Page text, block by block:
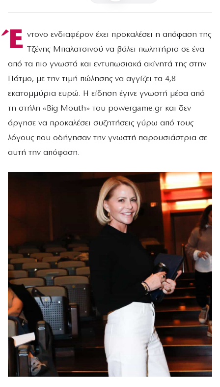
Έ ντονο ενδιαφέρον έχει προκαλέσει η απόφαση της
Τζένης Μπαλατσινού να βάλει πωλητήριο σε ένα
από τα πιο γνωστά και εντυπωσιακά ακίνητά της στην
Πάτμο, με την τιμή πώλησης να αγγίζει τα 4,8
εκατομμύρια ευρώ. Η είδηση έγινε γνωστή μέσα από
τη στήλη «Big Mouth» του powergame.gr και δεν
άργησε να προκαλέσει συζητήσεις γύρω από τους
λόγους που οδήγησαν την γνωστή παρουσιάστρια σε
αυτή την απόφαση.